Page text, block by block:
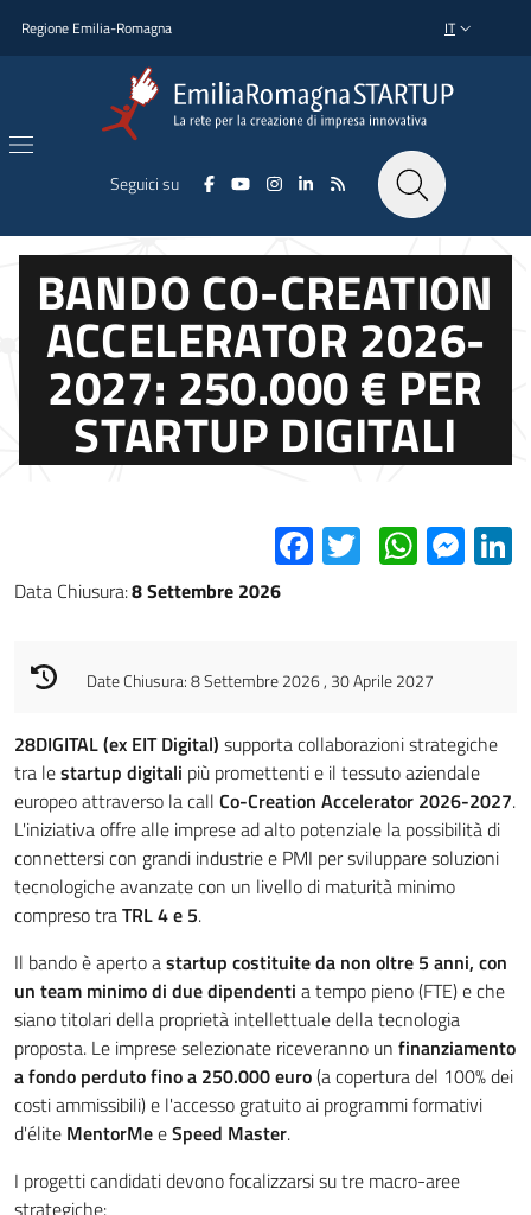
Regione Emilia-Romagna SELETTORE
IT
Seguici su
BANDO CO-CREATION
ACCELERATOR 2026-
2027: 250.000 € PER
STARTUP DIGITALI
Facebook
Twitter
Data Chiusura:8 Settembre 2026
Date Chiusura: 8 Settembre 2026 , 30 Aprile 2027
28DIGITAL (ex EIT Digital) supporta collaborazioni strategiche
tra lestartup digitali più promettenti e il tessuto aziendale
europeo attraverso la call Co-Creation Accelerator 2026-2027.
L'iniziativa offre alle imprese ad alto potenziale la possibilità di
connettersi con grandi industrie e PMI per sviluppare soluzioni
tecnologiche avanzate con un livello di maturità minimo
compreso traTRL 4 e 5.
Il bando è aperto astartup costituite da non oltre 5 anni, con
un team minimo di due dipendenti a tempo pieno (FTE) e che
siano titolari della proprietà intellettuale della tecnologia
proposta. Le imprese selezionate riceveranno un finanziamento
a fondo perduto fino a 250.000 euro(a copertura del 100% dei
costi ammissibili) e l'accesso gratuito ai programmi formativi
d'élite MentorMeeSpeed Master.
I progetti candidati devono focalizzarsi su tre macro-aree